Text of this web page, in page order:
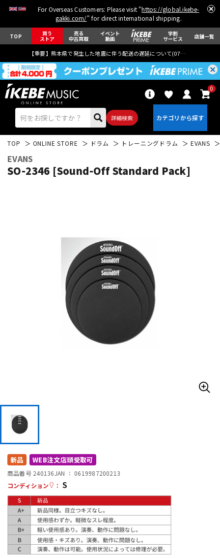
For Overseas Customers: Please visit "https://global.ikebe-
gakki.com/" for direct international shipping.
TOP 買う
ストア
売る
中古買取
イベント
動画
学割
サービス 店舗一覧
【重要】熊本県で発生した地震に伴う配送の遅延について(07月29日
詳細検索
0
パーカッション
キーボード 電子ピアノ
配信/ライブ機器
中古
TOP ONLINE STORE ドラム トレーニングドラム EVANS
EVANS
SO-2346 [Sound-Off Standard Pack]
新品 WEB注文店頭受取可
商品番号 240136JAN ： 0619987200213
コンディション
： S